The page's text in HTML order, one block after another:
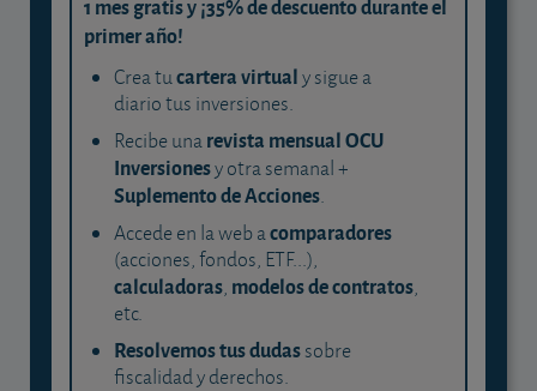
1 mes gratis y ¡35% de descuento durante el
primer año!
Crea tucartera virtualy sigue a
diario tus inversiones.
Recibe unarevista mensual OCU
Inversionesy otra semanal +
Suplemento de Acciones.
Accede en la web acomparadores
(acciones, fondos, ETF...),
calculadoras, modelos de contratos,
etc.
Resolvemos tus dudassobre
fiscalidad y derechos.